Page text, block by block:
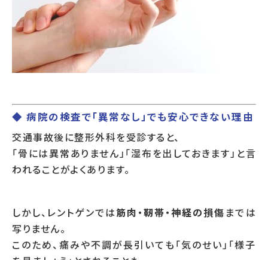
◆ 病院の検査で「異常なし」でも安心できない理由
交通事故後に整形外科を受診すると、
「骨には異常ありません」「湿布を出しておきます」と言
われることがよくあります。
しかし、レントゲンでは筋肉・靭帯・神経の損傷 までは
写りません。
このため、痛みや不調が長引いても「気のせい」「様子